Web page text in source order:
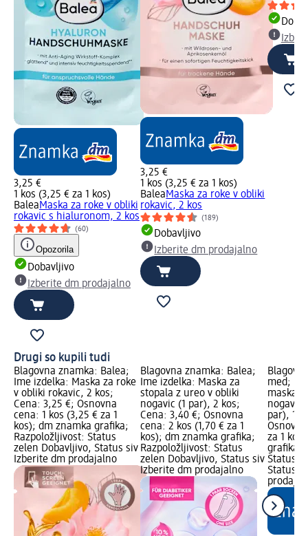
3,25 €
1 kos (3,25 € za 1 kos)
BaleaMaska za roke v obliki
rokavic s hialuronom, 2 kos
(60)
Opozorila
Dobavljivo
Izberite dm prodajalno
3,25 €
1 kos (3,25 € za 1 kos)
BaleaMaska za roke v obliki
rokavic, 2 kos
(189)
Dobavljivo
Izberite dm prodajalno
Drugi so kupili tudi
Blagovna znamka: Balea;
Ime izdelka: Maska za roke
v obliki rokavic, 2 kos;
Cena: 3,25 €; Osnovna
cena: 1 kos (3,25 € za 1
kos); dm znamka grafika;
Razpoložljivost: Status
zelen Dobavljivo, Status siv
Izberite dm prodajalno
Blagovna znamka: Balea;
Ime izdelka: Maska za
stopala z ureo v obliki
nogavic (1 par), 2 kos;
Cena: 3,40 €; Osnovna
cena: 2 kos (1,70 € za 1
kos); dm znamka grafika;
Razpoložljivost: Status
zelen Dobavljivo, Status siv
Izberite dm prodajalno
med;
maska
nogavic
par), 1
za 1
grafika;
Status
Status